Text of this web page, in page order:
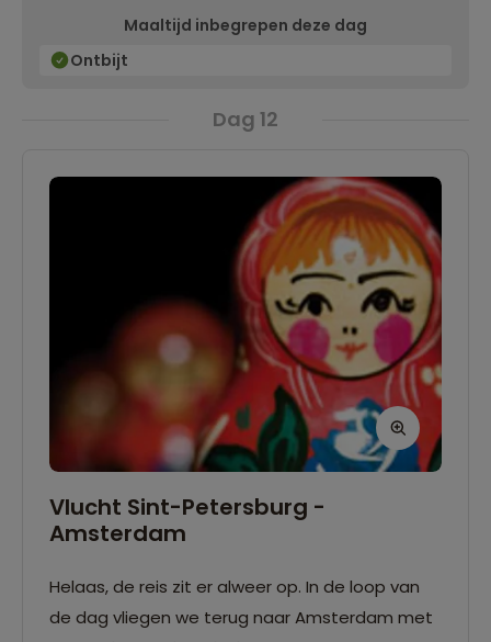
Maaltijd inbegrepen deze dag
Ontbijt
Dag 12
Vlucht Sint-Petersburg -
Amsterdam
Helaas, de reis zit er alweer op. In de loop van
de dag vliegen we terug naar Amsterdam met